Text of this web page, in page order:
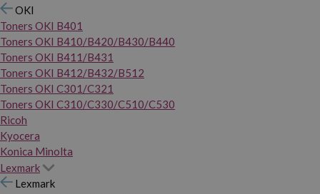
OKI
Toners OKI B401
Toners OKI B410/B420/B430/B440
Toners OKI B411/B431
Toners OKI B412/B432/B512
Toners OKI C301/C321
Toners OKI C310/C330/C510/C530
Ricoh
Kyocera
Konica Minolta
Lexmark
Lexmark